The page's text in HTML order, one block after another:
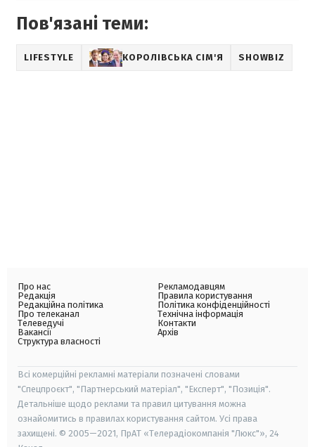
Пов'язані теми:
LIFESTYLE КОРОЛІВСЬКА СІМ'Я SHOWBIZ
Про нас
Редакція
Редакційна політика
Про телеканал
Телеведучі
Вакансії
Структура власності
Рекламодавцям
Правила користування
Політика конфіденційності
Технічна інформація
Контакти
Архів
Всі комерційні рекламні матеріали позначені словами
"Спецпроєкт", "Партнерський матеріал", "Експерт", "Позиція".
Детальніше щодо реклами та правил цитування можна
ознайомитись в правилах користування сайтом. Усі права
захищені. © 2005—2021, ПрАТ «Телерадіокомпанія "Люкс"», 24